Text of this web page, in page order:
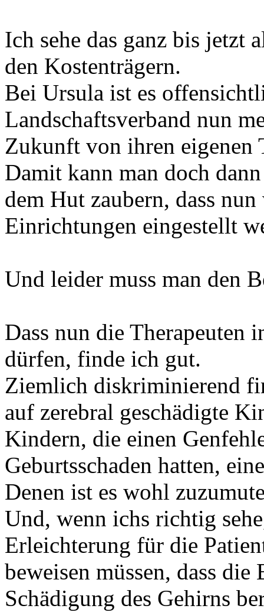
Ich sehe das ganz bis jetzt
den Kostenträgern.
Bei Ursula ist es
Landschaftsverband nun
Zukunft von ihren eigenen
Damit kann man doch
dem Hut zaubern, dass
Einrichtungen eingestellt
Und leider muss man den
Dass nun die Therapeuten
dürfen, finde ich gut.
Ziemlich diskriminierend
auf zerebral geschädigte
Kindern, die einen
Geburtsschaden hatten,
Denen ist es wohl
Und, wenn ichs richtig
Erleichterung für die
beweisen müssen, dass
Schädigung des Gehirns